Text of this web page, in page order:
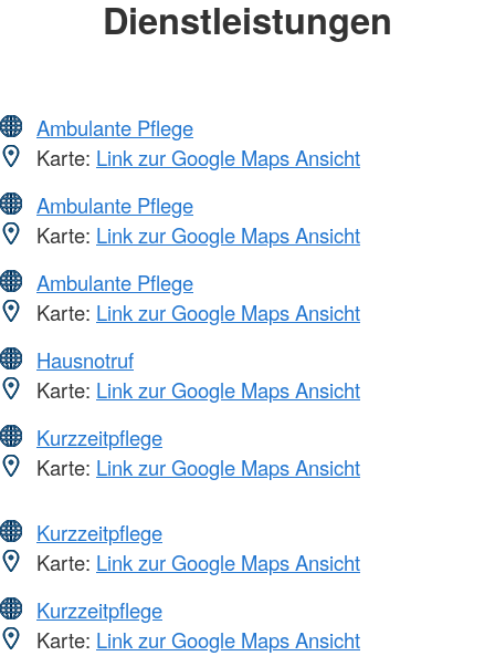
Dienstleistungen
Ambulante Pflege
Karte: Link zur Google Maps Ansicht
Ambulante Pflege
Karte: Link zur Google Maps Ansicht
Ambulante Pflege
Karte: Link zur Google Maps Ansicht
Hausnotruf
Karte: Link zur Google Maps Ansicht
Kurzzeitpflege
Karte: Link zur Google Maps Ansicht
Kurzzeitpflege
Karte: Link zur Google Maps Ansicht
Kurzzeitpflege
Karte: Link zur Google Maps Ansicht